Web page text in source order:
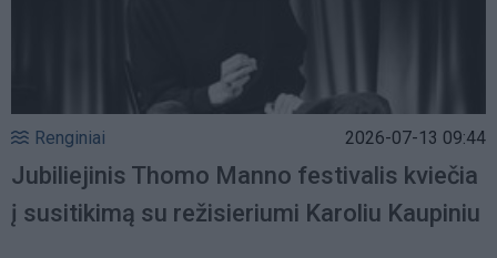
Renginiai 2026-07-13 09:44
Jubiliejinis Thomo Manno festivalis kviečia
į susitikimą su režisieriumi Karoliu Kaupiniu